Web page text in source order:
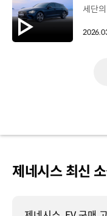
제네시스 최신